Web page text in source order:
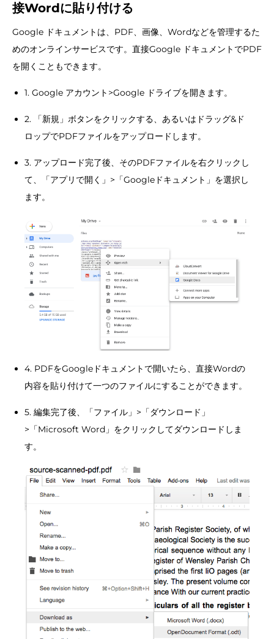
接Wordに貼り付ける
Google ドキュメントは、PDF、画像、Wordなどを管理するた
めのオンラインサービスです。直接Google ドキュメントでPDF
を開くこともできます。
1. Google アカウント>Google ドライブを開きます。
2. 「新規」ボタンをクリックする、あるいはドラッグ&ド
ロップでPDFファイルをアップロードします。
3. アップロード完了後、そのPDFファイルを右クリックし
て、「アプリで開く」>「Googleドキュメント」を選択し
ます。
4. PDFをGoogleドキュメントで開いたら、直接Wordの
内容を貼り付けて一つのファイルにすることができます。
5. 編集完了後、「ファイル」>「ダウンロード」
>「Microsoft Word」をクリックしてダウンロードしま
す。